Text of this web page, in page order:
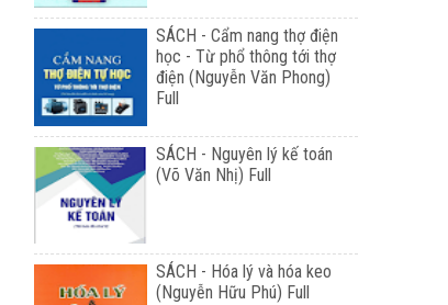
SÁCH - Cẩm nang thợ điện
học - Từ phổ thông tới thợ
điện (Nguyễn Văn Phong)
Full
SÁCH - Nguyên lý kế toán
(Võ Văn Nhị) Full
SÁCH - Hóa lý và hóa keo
(Nguyễn Hữu Phú) Full